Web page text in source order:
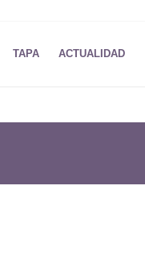
TAPA ACTUALIDAD